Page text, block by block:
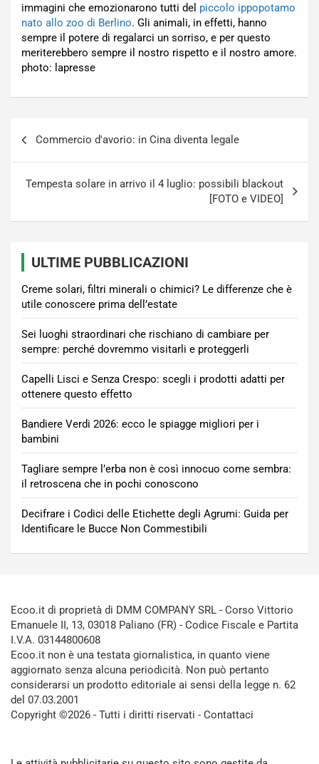
immagini che emozionarono tutti del piccolo ippopotamo
nato allo zoo di Berlino. Gli animali, in effetti, hanno
sempre il potere di regalarci un sorriso, e per questo
meriterebbero sempre il nostro rispetto e il nostro amore.
photo: lapresse
Commercio d'avorio: in Cina diventa legale
Tempesta solare in arrivo il 4 luglio: possibili blackout
[FOTO e VIDEO]
ULTIME PUBBLICAZIONI
Creme solari, filtri minerali o chimici? Le differenze che è
utile conoscere prima dell’estate
Sei luoghi straordinari che rischiano di cambiare per
sempre: perché dovremmo visitarli e proteggerli
Capelli Lisci e Senza Crespo: scegli i prodotti adatti per
ottenere questo effetto
Bandiere Verdi 2026: ecco le spiagge migliori per i
bambini
Tagliare sempre l’erba non è così innocuo come sembra:
il retroscena che in pochi conoscono
Decifrare i Codici delle Etichette degli Agrumi: Guida per
Identificare le Bucce Non Commestibili
Ecoo.it di proprietà di DMM COMPANY SRL - Corso Vittorio
Emanuele II, 13, 03018 Paliano (FR) - Codice Fiscale e Partita
I.V.A. 03144800608
Ecoo.it non è una testata giornalistica, in quanto viene
aggiornato senza alcuna periodicità. Non può pertanto
considerarsi un prodotto editoriale ai sensi della legge n. 62
del 07.03.2001
Copyright ©2026 - Tutti i diritti riservati - Contattaci